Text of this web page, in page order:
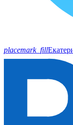
placemark_fill